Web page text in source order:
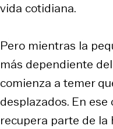
vida cotidiana.
Pero mientras la
más dependiente
comienza a temer
desplazados. En
recupera parte de